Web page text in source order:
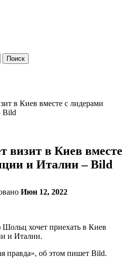
в Киев вместе с лидерами
Bild
визит в Киев вместе
и Италии – Bild
Июн 12, 2022
хочет приехать в Киев
и Италии.
правда», об этом пишет Bild.